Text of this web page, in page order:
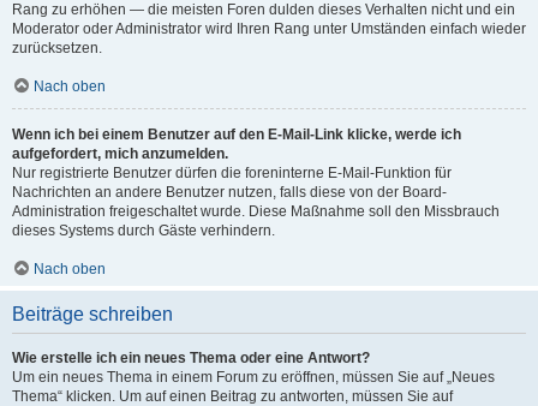
Rang zu erhöhen — die meisten Foren dulden dieses Verhalten nicht und ein
Moderator oder Administrator wird Ihren Rang unter Umständen einfach wieder
zurücksetzen.
Nach oben
Wenn ich bei einem Benutzer auf den E-Mail-Link klicke, werde ich
aufgefordert, mich anzumelden.
Nur registrierte Benutzer dürfen die foreninterne E-Mail-Funktion für
Nachrichten an andere Benutzer nutzen, falls diese von der Board-
Administration freigeschaltet wurde. Diese Maßnahme soll den Missbrauch
dieses Systems durch Gäste verhindern.
Nach oben
Beiträge schreiben
Wie erstelle ich ein neues Thema oder eine Antwort?
Um ein neues Thema in einem Forum zu eröffnen, müssen Sie auf „Neues
Thema“ klicken. Um auf einen Beitrag zu antworten, müssen Sie auf